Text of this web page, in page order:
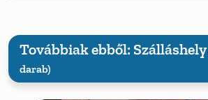
Továbbiak ebből: Szálláshely
darab)